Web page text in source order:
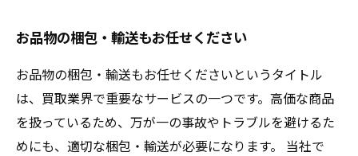
お品物の梱包・輸送もお任せください
お品物の梱包・輸送もお任せくださいというタイトル
は、買取業界で重要なサービスの一つです。高価な商品
を扱っているため、万が一の事故やトラブルを避けるた
めにも、適切な梱包・輸送が必要になります。 当社で